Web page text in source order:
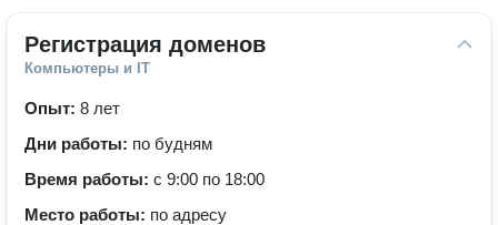
Регистрация доменов
Компьютеры и IT
Опыт: 8 лет
Дни работы: по будням
Время работы: с 9:00 по 18:00
Место работы: по адресу